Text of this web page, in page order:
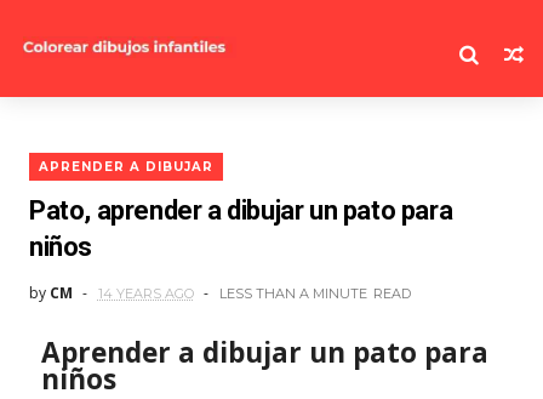
APRENDER A DIBUJAR
Pato, aprender a dibujar un pato para
niños
by CM 14 YEARS AGO LESS THAN A MINUTE READ
Aprender a dibujar un pato para
niños